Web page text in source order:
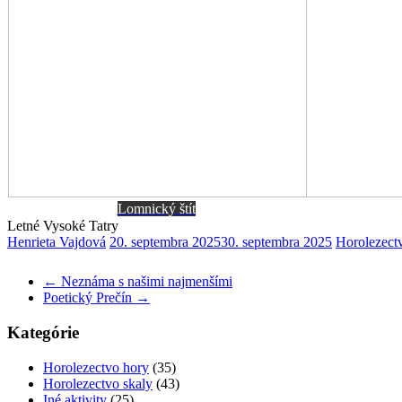
Lomnický štít
Letné Vysoké Tatry
Henrieta Vajdová 20. septembra 202530. septembra 2025
← Neznáma s našimi najmenšími
Poetický Prečín →
Kategórie
Horolezectvo hory (35)
Horolezectvo skaly (43)